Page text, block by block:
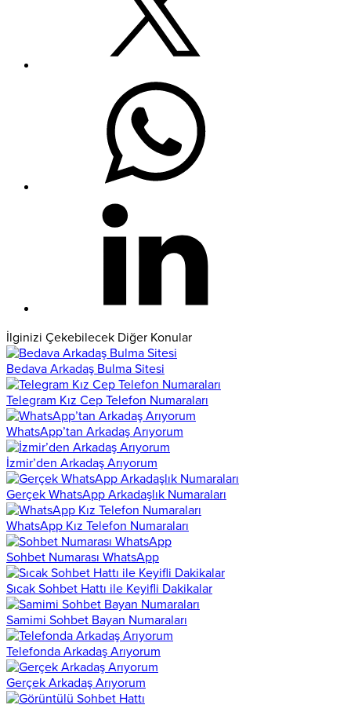
İlginizi Çekebilecek Diğer Konular
Bedava Arkadaş Bulma Sitesi
Telegram Kız Cep Telefon Numaraları
WhatsApp’tan Arkadaş Arıyorum
İzmir’den Arkadaş Arıyorum
Gerçek WhatsApp Arkadaşlık Numaraları
WhatsApp Kız Telefon Numaraları
Sohbet Numarası WhatsApp
Sıcak Sohbet Hattı ile Keyifli Dakikalar
Samimi Sohbet Bayan Numaraları
Telefonda Arkadaş Arıyorum
Gerçek Arkadaş Arıyorum